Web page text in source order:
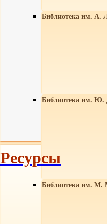
Библиотека им. А.
Библиотека им. Ю.
Библиотека им. М.
Ресурсы